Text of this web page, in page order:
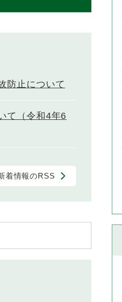
防止について
て（令和4年6
着情報のRSS